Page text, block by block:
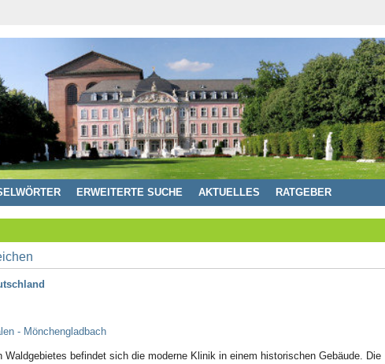
ERWEITERTE SUCHE AKTUELLES RATGEBER
- Mönchengladbach
Waldgebietes befindet sich die moderne Klinik in einem historischen Gebäude. Die